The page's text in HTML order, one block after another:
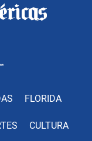
FLORIDA
CULTURA